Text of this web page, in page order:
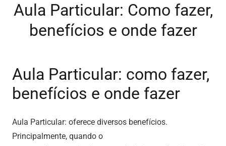
Aula Particular: Como fazer,
benefícios e onde fazer
Aula Particular: como fazer,
benefícios e onde fazer
Aula Particular: oferece diversos benefícios.
Principalmente, quando o